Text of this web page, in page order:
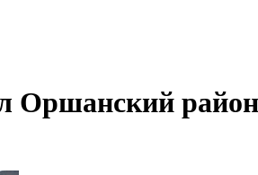
Оршанский район